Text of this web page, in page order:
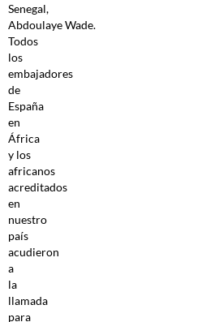
Senegal,
Abdoulaye Wade.
Todos
los
embajadores
de
España
en
África
y los
africanos
acreditados
en
nuestro
país
acudieron
a
la
llamada
para